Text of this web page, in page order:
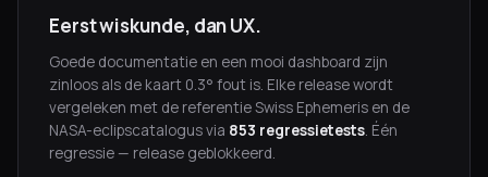
Eerst wiskunde, dan UX.
Goede documentatie en een mooi dashboard zijn
zinloos als de kaart 0.3° fout is. Elke release wordt
vergeleken met de referentie Swiss Ephemeris en de
NASA-eclipscatalogus via 853 regressietests. Één
regressie — release geblokkeerd.